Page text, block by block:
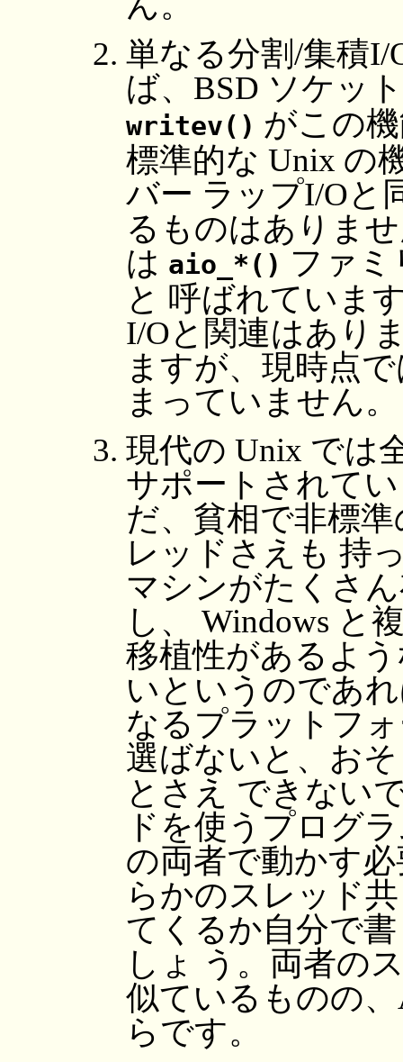
単なる分割/集積I/
ば、BSD ソケッ
writev() がこの
標準的な Unix の
バー ラップI/Oと
るものはありま
は aio_*() ファミ
と 呼ばれていま
I/Oと関連はあり
ますが、現時点
まっていません。
現代の Unix では
サポートされて
だ、貧相で非標
レッドさえも 持
マシンがたくさ
し、 Windows と
移植性があるよ
いというのであ
なるプラットフ
選ばないと、お
とさえ できない
ドを使うプログ
の両者で動かす
らかのスレッド
てくるか自分で
しょ う。両者の
似ているものの
らです。